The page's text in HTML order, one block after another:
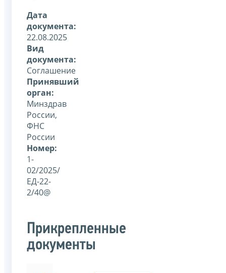
Дата
документа:
22.08.2025
Вид
документа:
Соглашение
Принявший
орган:
Минздрав
России,
ФНС
России
Номер:
1-
02/2025/
ЕД-22-
2/40@
Прикрепленные
документы